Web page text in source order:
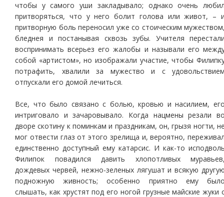
чтобы у самого уши закладывало; однако очень
притворяться, что у него болит голова или живот, –
притворную боль переносил уже со стоическим
бледнея и постанывая сквозь зубы. Учителя
воспринимать всерьез его жалобы и называли его
собой «артистом», но изображали участие, чтобы
потрафить, хвалили за мужество и с
отпускали его домой лечиться.
Все, что было связано с болью, кровью и насилием,
интриговало и зачаровывало. Когда нацмены резали
дворе скотину к поминкам и праздникам, он, грызя ногти,
мог отвести глаз от этого зрелища и, вероятно,
единственно доступный ему катарсис. И как-то
Филипок повадился давить хлопотливых
дождевых червей, нежно-зеленых лягушат и всякую
подножную живность; особенно приятно ему
слышать, как хрустят под его ногой грузные майские жуки